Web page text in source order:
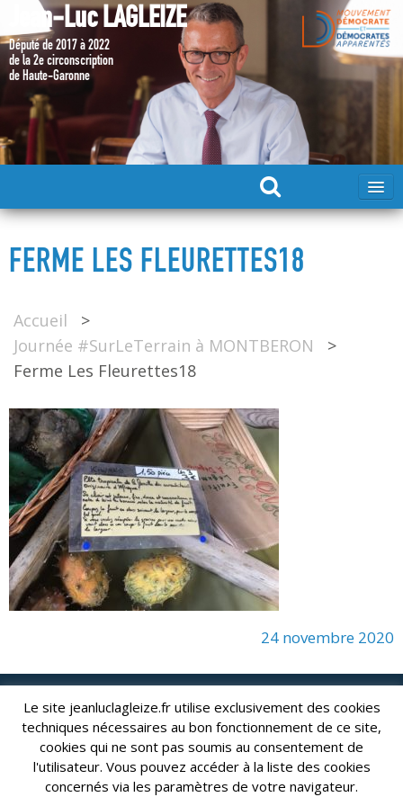
Jean-Luc LAGLEIZE
Député de 2017 à 2022
de la 2e circonscription
de Haute-Garonne
DÉPUTÉ 2017 – 2022
FERME LES FLEURETTES18
Accueil
>
Journée #SurLeTerrain à MONTBERON
>
Ferme Les Fleurettes18
24 novembre 2020
Jean-Luc LAGLEIZE - e-mail : lagleize2024@gmail.com
Mentions Légales- Copyright © 2024. Tous droits réservés.
Le site jeanluclagleize.fr utilise exclusivement des cookies
techniques nécessaires au bon fonctionnement de ce site,
cookies qui ne sont pas soumis au consentement de
l'utilisateur. Vous pouvez accéder à la liste des cookies
concernés via les paramètres de votre navigateur.